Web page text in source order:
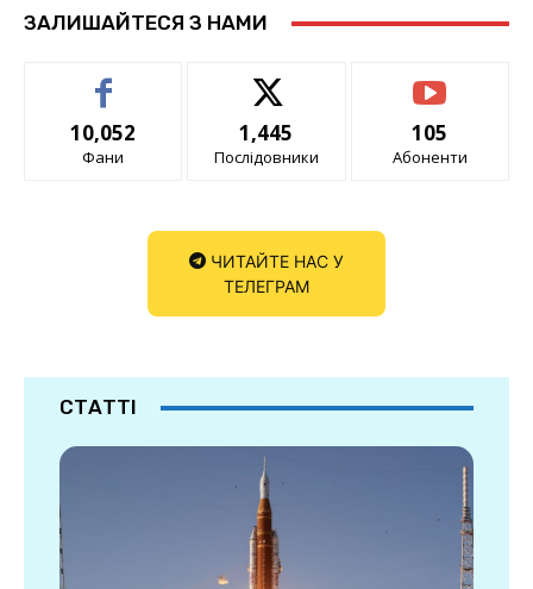
ЗАЛИШАЙТЕСЯ З НАМИ
10,052
Фани
1,445
Послідовники
105
Абоненти
ЧИТАЙТЕ НАС У
ТЕЛЕГРАМ
СТАТТІ